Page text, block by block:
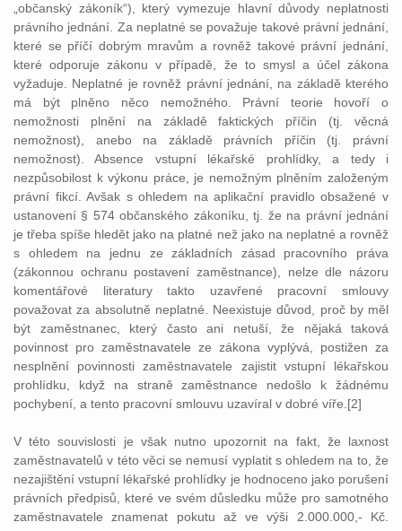
„občanský zákoník“), který vymezuje hlavní důvody neplatnosti
právního jednání. Za neplatné se považuje takové právní jednání,
které se příčí dobrým mravům a rovněž takové právní jednání,
které odporuje zákonu v případě, že to smysl a účel zákona
vyžaduje. Neplatné je rovněž právní jednání, na základě kterého
má být plněno něco nemožného. Právní teorie hovoří o
nemožnosti plnění na základě faktických příčin (tj. věcná
nemožnost), anebo na základě právních příčin (tj. právní
nemožnost). Absence vstupní lékařské prohlídky, a tedy i
nezpůsobilost k výkonu práce, je nemožným plněním založeným
právní fikcí. Avšak s ohledem na aplikační pravidlo obsažené v
ustanovení § 574 občanského zákoníku, tj. že na právní jednání
je třeba spíše hledět jako na platné než jako na neplatné a rovněž
s ohledem na jednu ze základních zásad pracovního práva
(zákonnou ochranu postavení zaměstnance), nelze dle názoru
komentářové literatury takto uzavřené pracovní smlouvy
považovat za absolutně neplatné. Neexistuje důvod, proč by měl
být zaměstnanec, který často ani netuší, že nějaká taková
povinnost pro zaměstnavatele ze zákona vyplývá, postižen za
nesplnění povinnosti zaměstnavatele zajistit vstupní lékařskou
prohlídku, když na straně zaměstnance nedošlo k žádnému
pochybení, a tento pracovní smlouvu uzavíral v dobré víře.[2]
V této souvislosti je však nutno upozornit na fakt, že laxnost
zaměstnavatelů v této věci se nemusí vyplatit s ohledem na to, že
nezajištění vstupní lékařské prohlídky je hodnoceno jako porušení
právních předpisů, které ve svém důsledku může pro samotného
zaměstnavatele znamenat pokutu až ve výši 2.000.000,- Kč.